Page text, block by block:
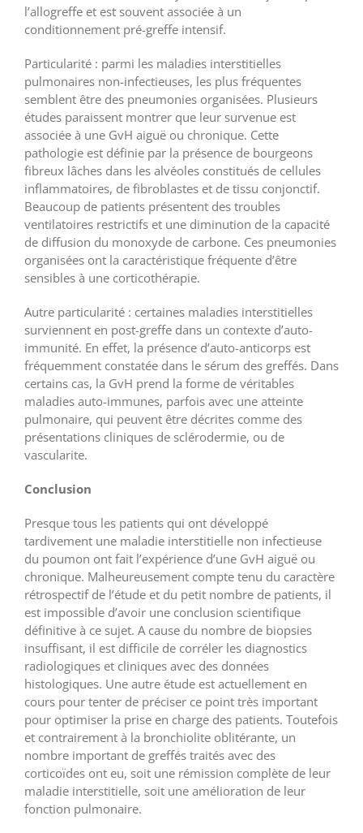
l’allogreffe et est souvent associée à un
conditionnement pré-greffe intensif.
Particularité : parmi les maladies interstitielles
pulmonaires non-infectieuses, les plus fréquentes
semblent être des pneumonies organisées. Plusieurs
études paraissent montrer que leur survenue est
associée à une GvH aiguë ou chronique. Cette
pathologie est définie par la présence de bourgeons
fibreux lâches dans les alvéoles constitués de cellules
inflammatoires, de fibroblastes et de tissu conjonctif.
Beaucoup de patients présentent des troubles
ventilatoires restrictifs et une diminution de la capacité
de diffusion du monoxyde de carbone. Ces pneumonies
organisées ont la caractéristique fréquente d’être
sensibles à une corticothérapie.
Autre particularité : certaines maladies interstitielles
surviennent en post-greffe dans un contexte d’auto-
immunité. En effet, la présence d’auto-anticorps est
fréquemment constatée dans le sérum des greffés. Dans
certains cas, la GvH prend la forme de véritables
maladies auto-immunes, parfois avec une atteinte
pulmonaire, qui peuvent être décrites comme des
présentations cliniques de sclérodermie, ou de
vascularite.
Conclusion
Presque tous les patients qui ont développé
tardivement une maladie interstitielle non infectieuse
du poumon ont fait l’expérience d’une GvH aiguë ou
chronique. Malheureusement compte tenu du caractère
rétrospectif de l’étude et du petit nombre de patients, il
est impossible d’avoir une conclusion scientifique
définitive à ce sujet. A cause du nombre de biopsies
insuffisant, il est difficile de corréler les diagnostics
radiologiques et cliniques avec des données
histologiques. Une autre étude est actuellement en
cours pour tenter de préciser ce point très important
pour optimiser la prise en charge des patients. Toutefois
et contrairement à la bronchiolite oblitérante, un
nombre important de greffés traités avec des
corticoïdes ont eu, soit une rémission complète de leur
maladie interstitielle, soit une amélioration de leur
fonction pulmonaire.